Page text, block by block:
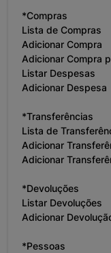
*Compras
Lista de Compras
Adicionar Compra
Adicionar Compra
Listar Despesas
Adicionar Despesa
*Transferências
Lista de
Adicionar
Adicionar
*Devoluções
Listar Devoluções
Adicionar
*Pessoas